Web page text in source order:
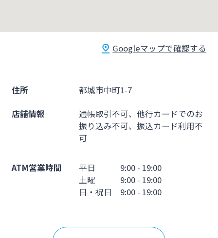
法人・個人事業主のお客さま
株主・投資家の皆さま
宮崎銀行について
お問い合わせ先一覧
Googleマップで確認する
住所 都城市中町1-7
店舗情報
通帳取引不可、他行カードでのお
振り込み不可、振込カード利用不
可
ATM営業時間
平日 9:00 - 19:00
土曜 9:00 - 19:00
日・祝日 9:00 - 19:00